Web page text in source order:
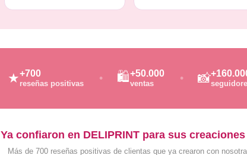
★+700
reseñas positivas 🛍️+50.000
ventas 📸
Ya confiaron en DELIPRINT para sus
Más de 700 reseñas positivas de clientas que ya crearon con